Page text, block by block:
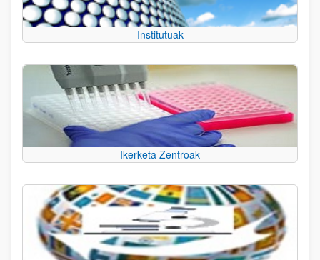
Institutuak
Ikerketa Zentroak